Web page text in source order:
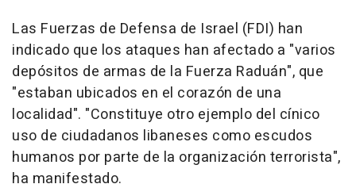
Las Fuerzas de Defensa de Israel (FDI) han
indicado que los ataques han afectado a "varios
depósitos de armas de la Fuerza Raduán", que
"estaban ubicados en el corazón de una
localidad". "Constituye otro ejemplo del cínico
uso de ciudadanos libaneses como escudos
humanos por parte de la organización terrorista",
ha manifestado.